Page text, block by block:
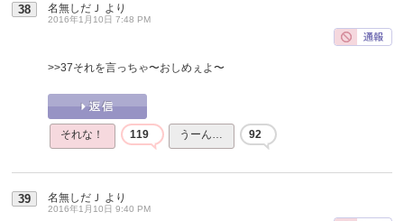
38 名無しだＪ より
2016年1月10日 7:48 PM
>>37それを言っちゃ〜おしめぇよ〜
それな！ 119 うーん… 92
39 名無しだＪ より
2016年1月10日 9:40 PM